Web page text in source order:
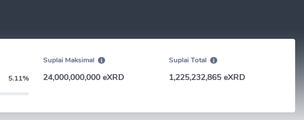
5.11%
Suplai Maksimal
24,000,000,000 eXRD
Suplai Total
1,225,232,865 eXRD